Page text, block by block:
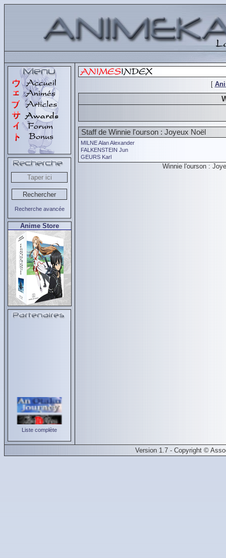
Recherche avancée
Anime Store
Liste complète
[
Staff de Winnie l'ourson : Joyeux Noël
MILNE Alan Alexander
FALKENSTEIN Jun
GEURS Karl
Winnie l'ourson :
Version 1.7 - Copyright ©